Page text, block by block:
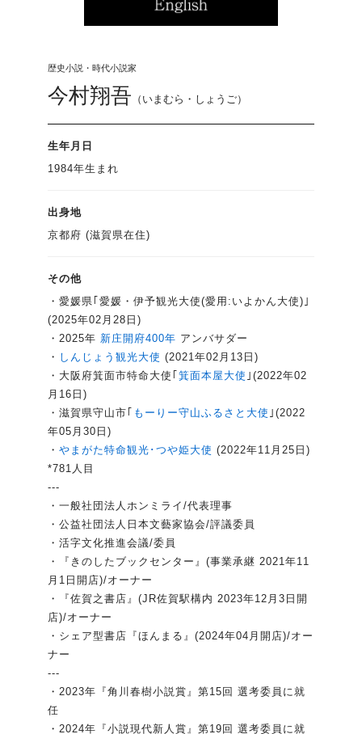
歴史小説・時代小説家
今村翔吾 （いまむら・しょうご）
生年月日
1984年生まれ
出身地
京都府 (滋賀県在住)
その他
・愛媛県｢愛媛・伊予観光大使(愛用:いよかん大使)｣
(2025年02月28日)
・2025年 新庄開府400年 アンバサダー
・ しんじょう観光大使 (2021年02月13日)
・大阪府箕面市特命大使｢ 箕面本屋大使 ｣(2022年02
月16日)
・滋賀県守山市｢ もーりー守山ふるさと大使 ｣(2022
年05月30日)
・ やまがた特命観光･つや姫大使 (2022年11月25日)
*781人目
---
・一般社団法人ホンミライ/代表理事
・公益社団法人日本文藝家協会/評議委員
・活字文化推進会議/委員
・『きのしたブックセンター』(事業承継 2021年11
月1日開店)/オーナー
・『佐賀之書店』(JR佐賀駅構内 2023年12月3日開
店)/オーナー
・シェア型書店『ほんまる』(2024年04月開店)/オー
ナー
---
・2023年『角川春樹小説賞』第15回 選考委員に就
任
・2024年『小説現代新人賞』第19回 選考委員に就